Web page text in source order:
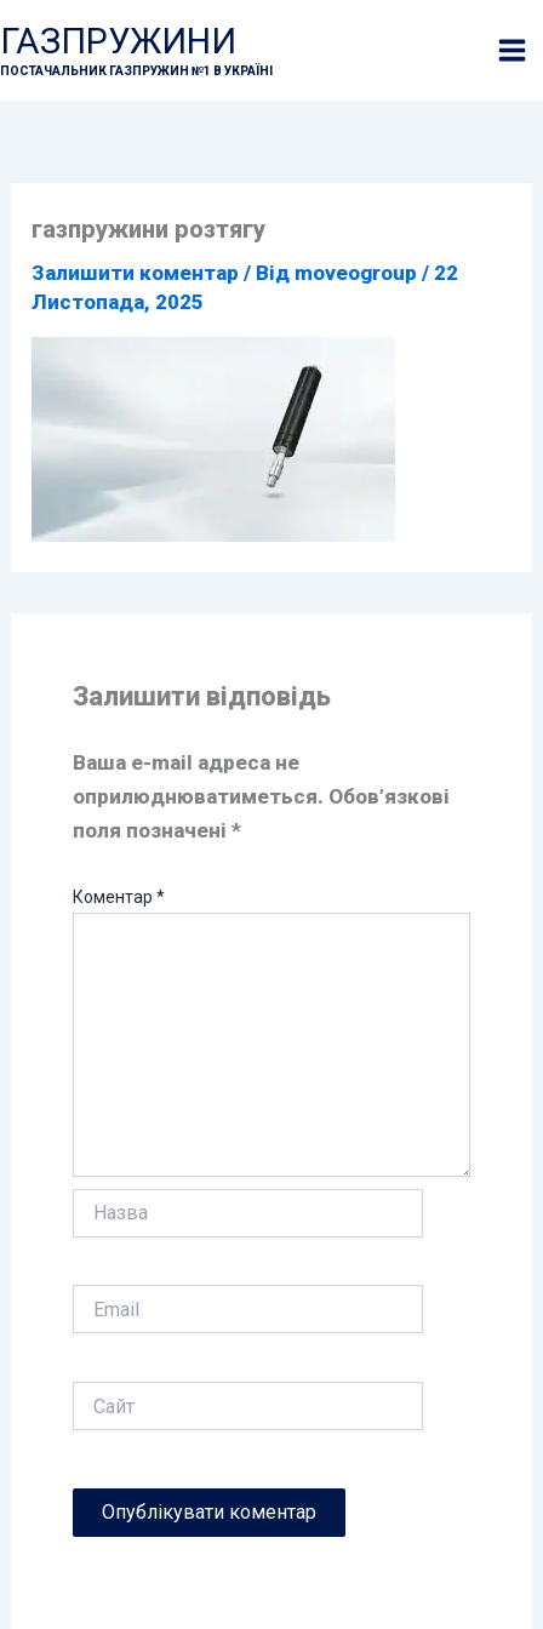
до
ГАЗПРУЖИНИ
ПОСТАЧАЛЬНИК ГАЗПРУЖИН №1 В УКРАЇНІ
газпружини розтягу
Залишити коментар / Від moveogroup/ 22
Листопада, 2025
Залишити відповідь
Ваша e-mail адреса не
оприлюднюватиметься. Обов’язкові
поля позначені*
Коментар*